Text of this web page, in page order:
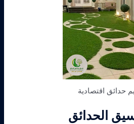
حدائق اقتصادية
الحدائق